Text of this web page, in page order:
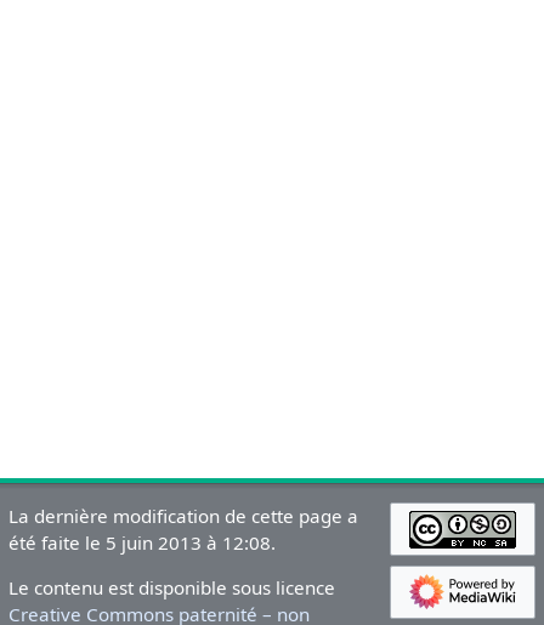
La dernière modification de cette page a
été faite le 5 juin 2013 à 12:08.
Le contenu est disponible sous licence
Creative Commons paternité – non